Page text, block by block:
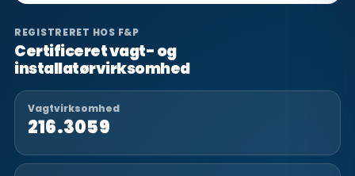
REGISTRERET HOS F&P
Certificeret vagt- og
installatørvirksomhed
Vagtvirksomhed
216.3059